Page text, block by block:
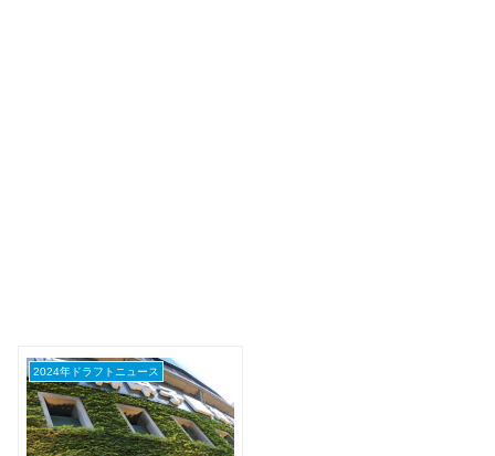
2024年ドラフトニュース